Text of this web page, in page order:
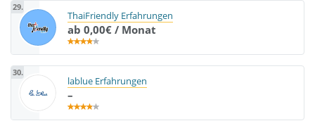
29.
ThaiFriendly Erfahrungen
ab 0,00€ / Monat
30.
lablue Erfahrungen
–